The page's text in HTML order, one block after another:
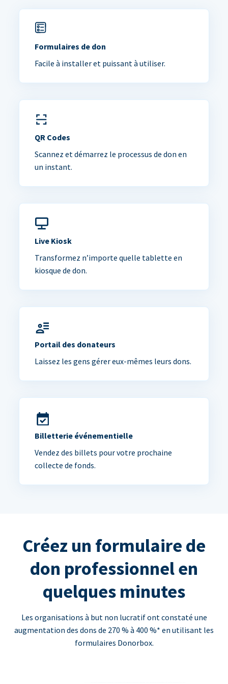
Formulaires de don
Facile à installer et puissant à utiliser.
QR Codes
Scannez et démarrez le processus de don en
un instant.
Live Kiosk
Transformez n’importe quelle tablette en
kiosque de don.
Portail des donateurs
Laissez les gens gérer eux-mêmes leurs dons.
Billetterie événementielle
Vendez des billets pour votre prochaine
collecte de fonds.
Créez un formulaire de
don professionnel en
quelques minutes
Les organisations à but non lucratif ont constaté une
augmentation des dons de 270 % à 400 %* en utilisant les
formulaires Donorbox.